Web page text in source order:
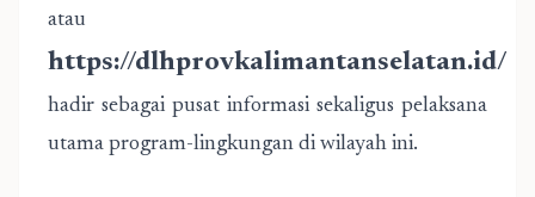
atau
https://dlhprovkalimantanselatan.id/
hadir sebagai pusat informasi sekaligus pelaksana
utama program-lingkungan di wilayah ini.